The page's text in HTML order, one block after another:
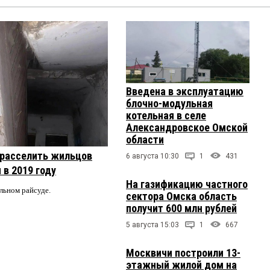
жильцов
2019 году
райсуде.
Введена в эксплуатацию
блочно-модульная
котельная в селе
Александровское Омской
области
6 августа 10:30 1 431
На газификацию частного
сектора Омска область
получит 600 млн рублей
5 августа 15:03 1 667
Москвичи построили 13-
этажный жилой дом на